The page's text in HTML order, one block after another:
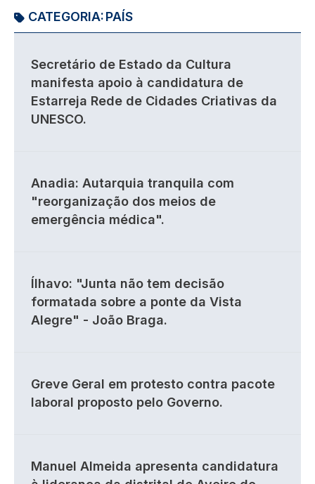
CATEGORIA:PAÍS
Secretário de Estado da Cultura
manifesta apoio à candidatura de
Estarreja Rede de Cidades Criativas da
UNESCO.
Anadia: Autarquia tranquila com
"reorganização dos meios de
emergência médica".
Ílhavo: "Junta não tem decisão
formatada sobre a ponte da Vista
Alegre" - João Braga.
Greve Geral em protesto contra pacote
laboral proposto pelo Governo.
Manuel Almeida apresenta candidatura